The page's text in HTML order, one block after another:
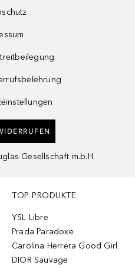
Gesellschaft m.b.H.
TOP PRODUKTE
YSL Libre
Prada Paradoxe
Carolina Herrera Good Girl
DIOR Sauvage